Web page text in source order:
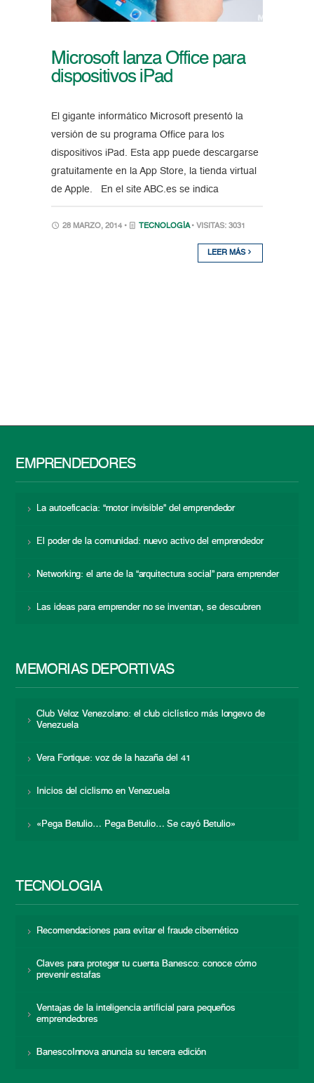
Microsoft lanza Office para
dispositivos iPad
El gigante informático Microsoft presentó la
versión de su programa Office para los
dispositivos iPad. Esta app puede descargarse
gratuitamente en la App Store, la tienda virtual
de Apple. En el site ABC.es se indica
28 MARZO, 2014 • TECNOLOGÍA • VISITAS: 3031
LEER MÁS
EMPRENDEDORES
La autoeficacia: “motor invisible” del emprendedor
El poder de la comunidad: nuevo activo del emprendedor
Networking: el arte de la “arquitectura social” para emprender
Las ideas para emprender no se inventan, se descubren
MEMORIAS DEPORTIVAS
Club Veloz Venezolano: el club ciclístico más longevo de
Venezuela
Vera Fortique: voz de la hazaña del 41
Inicios del ciclismo en Venezuela
«Pega Betulio… Pega Betulio… Se cayó Betulio»
TECNOLOGÍA
Recomendaciones para evitar el fraude cibernético
Claves para proteger tu cuenta Banesco: conoce cómo
prevenir estafas
Ventajas de la inteligencia artificial para pequeños
emprendedores
BanescoInnova anuncia su tercera edición